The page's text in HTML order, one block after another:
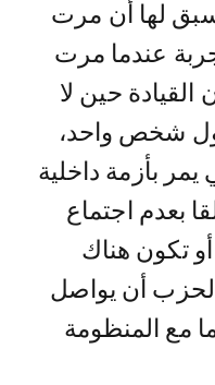
سبق لها أن مرت
عندما مرت
حين لا
شخص واحد،
يمر بأزمة داخلية
بعدم اجتماع
تكون هناك
أن يواصل
مع المنظومة